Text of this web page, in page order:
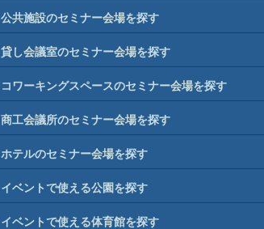
公共施設のセミナー会場を探す
貸し会議室のセミナー会場を探す
コワーキングスペースのセミナー会場を探す
商工会議所のセミナー会場を探す
ホテルのセミナー会場を探す
イベントで使える公園を探す
イベントで使える体育館を探す